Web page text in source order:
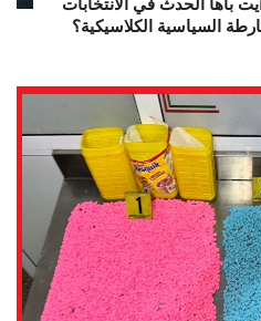
السياسية الكلاسيكية؟